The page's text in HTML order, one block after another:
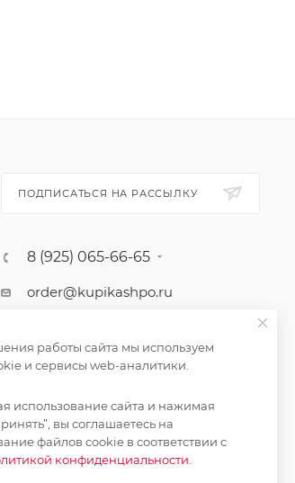
ПОДПИСАТЬСЯ НА РАССЫЛКУ
8 (925) 065-66-65
order@kupikashpo.ru
работы сайта мы используем
и сервисы web-аналитики.
использование сайта и нажимая
вы соглашаетесь на
файлов cookie в соответствии с
конфиденциальности.